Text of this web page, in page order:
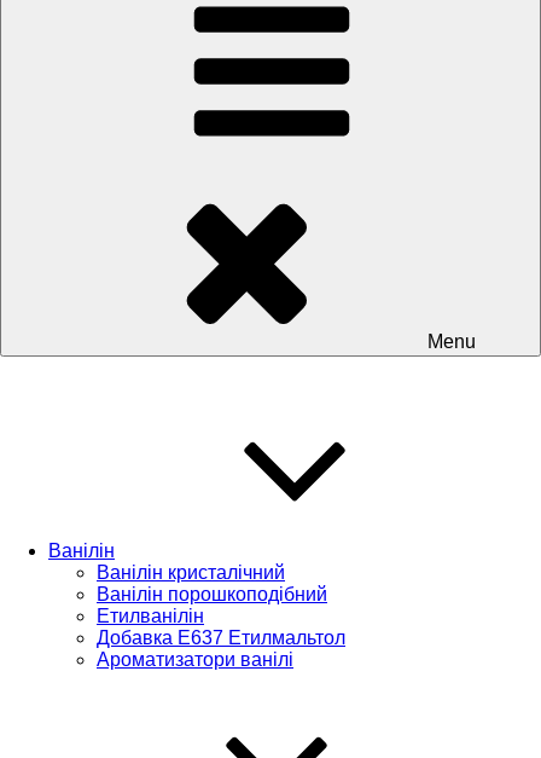
Menu
Ванілін
Ванілін кристалічний
Ванілін порошкоподібний
Етилванілін
Добавка Е637 Етилмальтол
Ароматизатори ванілі